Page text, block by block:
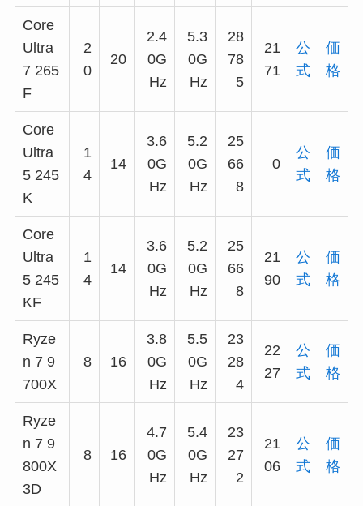
Core
Ultra
7 265
F
2
0
20
2.4
0G
Hz
5.3
0G
Hz
28
78
5
21
71
公
式
価
格
Core
Ultra
5 245
K
1
4
14
3.6
0G
Hz
5.2
0G
Hz
25
66
8
0
公
式
価
格
Core
Ultra
5 245
KF
1
4
14
3.6
0G
Hz
5.2
0G
Hz
25
66
8
21
90
公
式
価
格
Ryze
n 7 9
700X
8 16
3.8
0G
Hz
5.5
0G
Hz
23
28
4
22
27
公
式
価
格
Ryze
n 7 9
800X
3D
8 16
4.7
0G
Hz
5.4
0G
Hz
23
27
2
21
06
公
式
価
格